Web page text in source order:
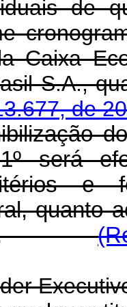
de
Caixa
Brasil
de
será
e
quanto